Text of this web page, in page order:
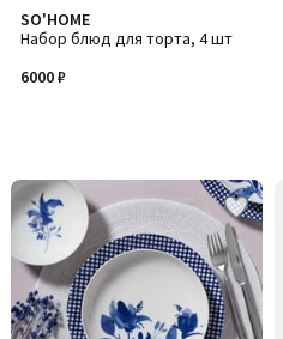
SO'HOME
Набор блюд для торта, 4 шт
6000 ₽